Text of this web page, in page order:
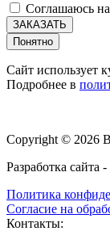
Соглашаюсь
ЗАКАЗАТЬ
Понятно
Сайт использует
Подробнее в
Copyright © 2026
Разработка сайта -
Политика
Согласие на
Контакты: